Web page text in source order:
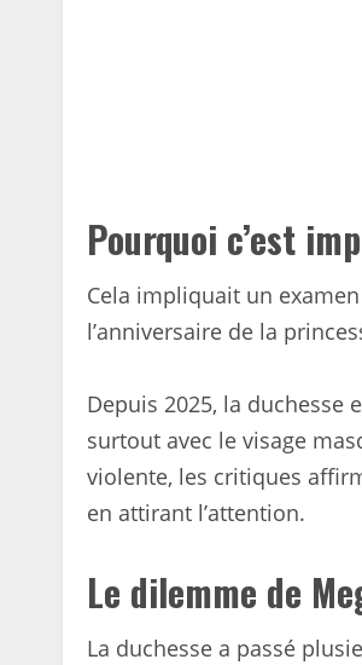
Pourquoi c’est
Cela impliquait un
l’anniversaire de la
Depuis 2025, la duchesse
surtout avec le visage
violente, les critiques
en attirant l’attention.
Le dilemme de
La duchesse a passé